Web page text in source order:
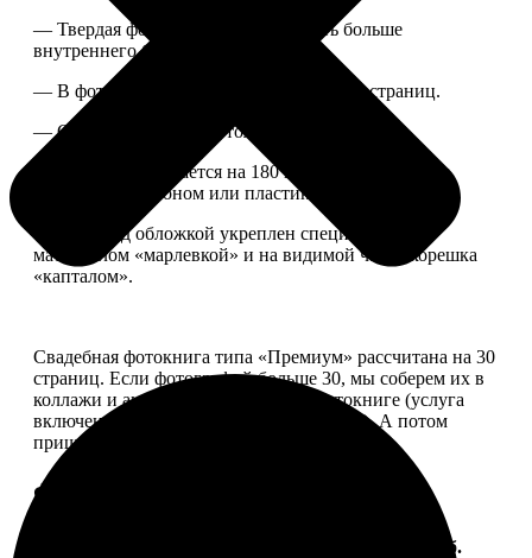
— Твердая фотообложка, размер чуть больше
внутреннего блока.
— В фотокниге может быть от 20 до 100 страниц.
— Страницы плотные, толщина 1 мм.
— Книга раскрывается на 180 градусов, развороты
укреплены картоном или пластиком.
— Блок под обложкой укреплен специальным
материалом «марлевкой» и на видимой части корешка
«капталом».
Свадебная фотокнига типа «Премиум» рассчитана на 30
страниц. Если фотографий больше 30, мы соберем их в
коллажи и аккуратно разместим в фотокниге (услуга
включена, стоимость останется прежней). А потом
пришлем вам на согласование развороты.
Форматы и цены
Цена, руб.